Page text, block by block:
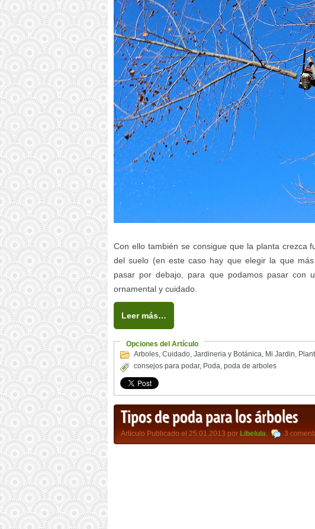
Con ello también se consigue que la planta crezca
del suelo (en este caso hay que elegir la que
pasar por debajo, para que podamos pasar con
ornamental y cuidado.
Leer más…
Opciones del Artículo
Arboles, Cuidado, Jardineria y Botánica, Mi Jardin,
consejos para podar, Poda, poda de arboles
Tipos de poda para los árboles
Artículo Publicado el 25.01.2013 por Libelula, 3